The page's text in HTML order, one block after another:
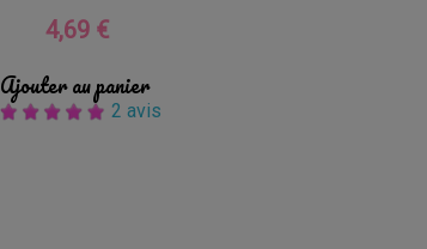
Prix
4,69 €
Ajouter au panier
2 avis